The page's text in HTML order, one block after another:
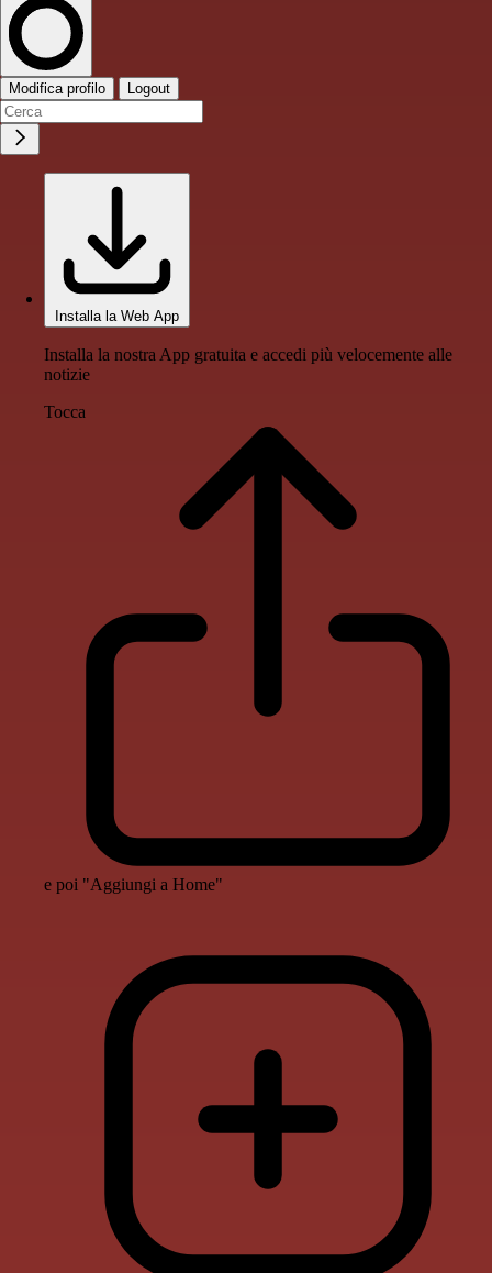
Modifica profilo Logout
Installa la Web App
Installa la nostra App gratuita e accedi più velocemente alle
notizie
Tocca
e poi "Aggiungi a Home"